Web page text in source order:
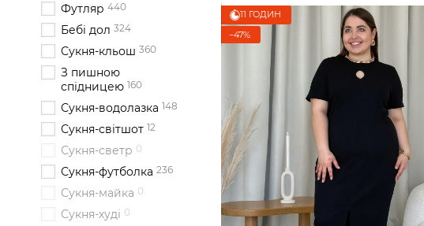
11 ГОДИН
−47%
Футляр 440
Бебі дол 324
Сукня-кльош 360
З пишною
спідницею 160
Сукня-водолазка 148
Сукня-світшот 12
Сукня-светр 0
Сукня-футболка 236
Сукня-майка 0
Сукня-худі 0